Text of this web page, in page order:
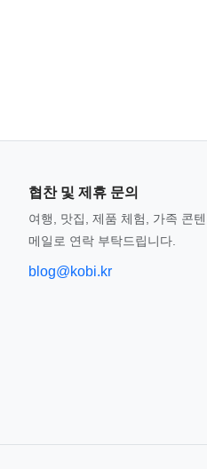
협찬 및 제휴 문의
여행, 맛집, 제품 체험, 가족 콘
메일로 연락 부탁드립니다.
blog@kobi.kr